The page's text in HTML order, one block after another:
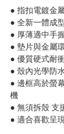
● 指扣電鍍金
● 全新一體成
● 厚薄適中手
● 墊片與金屬
● 優質硬式耐
● 殼內光學防
● 邊框高於螢
機
● 無須拆殼 支
● 適合喜歡呈